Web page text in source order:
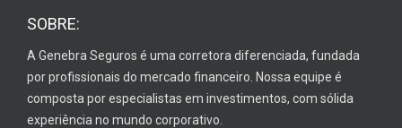
SOBRE:
A Genebra Seguros é uma corretora diferenciada, fundada
por profissionais do mercado financeiro. Nossa equipe é
composta por especialistas em investimentos, com sólida
experiência no mundo corporativo.